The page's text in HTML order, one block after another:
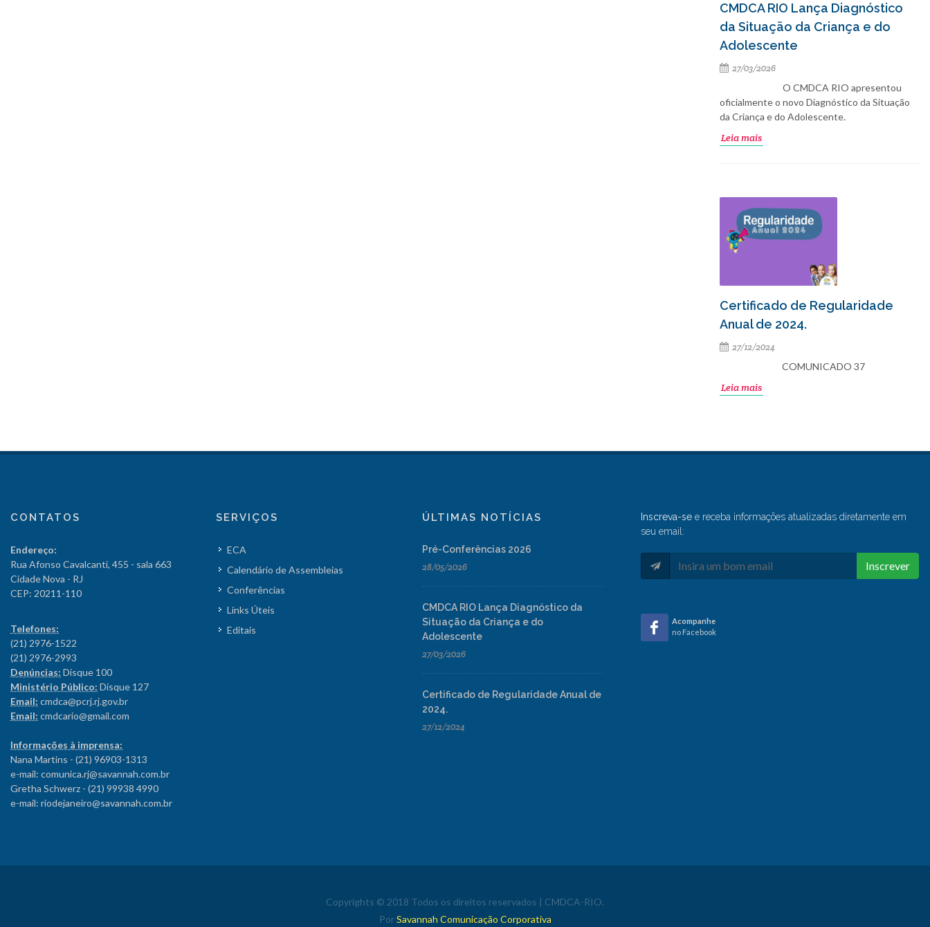
CMDCA RIO Lança Diagnóstico
da Situação da Criança e do
Adolescente
27/03/2026
O CMDCA RIO apresentou
oficialmente o novo Diagnóstico da Situação
da Criança e do Adolescente.
Leia mais
Certificado de Regularidade
Anual de 2024.
27/12/2024
COMUNICADO 37
Leia mais
CONTATOS
Endereço:
Rua Afonso Cavalcanti, 455 - sala 663
Cidade Nova - RJ
CEP: 20211-110
Telefones:
(21) 2976-1522
(21) 2976-2993
Denúncias: Disque 100
Ministério Público: Disque 127
Email: cmdca@pcrj.rj.gov.br
Email: cmdcario@gmail.com
Informações à imprensa:
Nana Martins - (21) 96903-1313
e-mail: comunica.rj@savannah.com.br
Gretha Schwerz - (21) 99938 4990
e-mail: riodejaneiro@savannah.com.br
SERVIÇOS
ECA
Calendário de Assembleias
Conferências
Links Úteis
Editais
ÚLTIMAS NOTÍCIAS
Pré-Conferências 2026
28/05/2026
CMDCA RIO Lança Diagnóstico da
Situação da Criança e do
Adolescente
27/03/2026
Certificado de Regularidade Anual de
2024.
27/12/2024
Inscreva-see receba informações atualizadas diretamente em
seu email:
Inscrever
Acompanhe
no Facebook
Copyrights © 2018 Todos os direitos reservados | CMDCA-RIO.
PorSavannah Comunicação Corporativa